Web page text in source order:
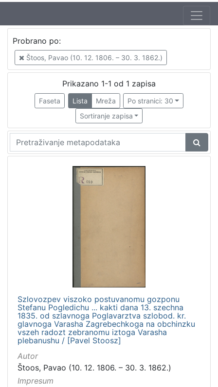
Jezik
hrvatski
cjelina
Ilirci
Probrano po:
Štoos, Pavao (10. 12. 1806. – 30. 3. 1862.)
Prikazano 1-1 od 1 zapisa
Faseta Lista Mreža
Po stranici: 30
Sortiranje zapisa
Szlovozpev viszoko postuvanomu gozponu
Stefanu Pogledichu ... kakti dana 13. szechna
1835. od szlavnoga Poglavarztva szlobod. kr.
glavnoga Varasha Zagrebechkoga na obchinzku
vszeh radozt zebranomu iztoga Varasha
plebanushu / [Pavel Stoosz]
Autor
Štoos, Pavao (10. 12. 1806. – 30. 3. 1862.)
Impresum